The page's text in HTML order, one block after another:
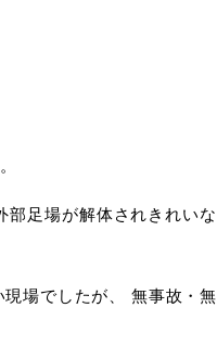
部足場が解体されきれいな
場でしたが、 無事故・無